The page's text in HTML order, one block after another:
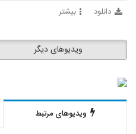
6267
6268
دانلود
۲۷۱ بازدید
دانلود بیشتر
ویدیوهای دیگر
ویدیوهای مرتبط